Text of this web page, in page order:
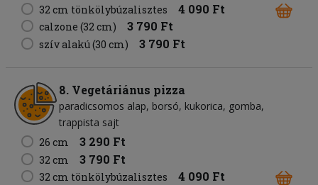
32 cm tönkölybúzalisztes 4 090 Ft
calzone (32 cm) 3 790 Ft
szív alakú (30 cm) 3 790 Ft
8. Vegetáriánus pizza
paradicsomos alap borsó kukorica gomba
trappista sajt
26 cm
3 290 Ft
32 cm 3 790 Ft
32 cm tönkölybúzalisztes 4 090 Ft